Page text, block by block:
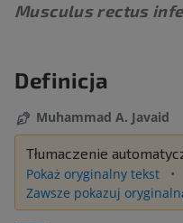
Musculus rectus
Definicja
Muhammad A. Javaid
Tłumaczenie
Pokaż oryginalny tekst
Zawsze pokazuj